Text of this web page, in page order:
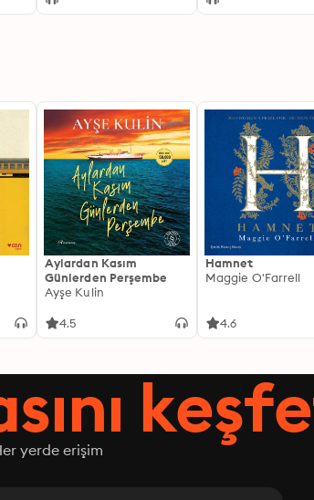
Aylardan Kasım
Günlerden Perşembe
Ayşe Kulin
4.5
Hamnet
Maggie O'Farrell
4.6
yerde erişim